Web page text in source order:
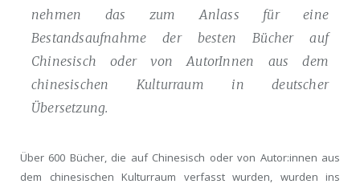
nehmen das zum Anlass für eine
Bestandsaufnahme der besten Bücher auf
Chinesisch oder von AutorInnen aus dem
chinesischen Kulturraum in deutscher
Übersetzung.
Über 600 Bücher, die auf Chinesisch oder von Autor:innen aus
dem chinesischen Kulturraum verfasst wurden, wurden ins